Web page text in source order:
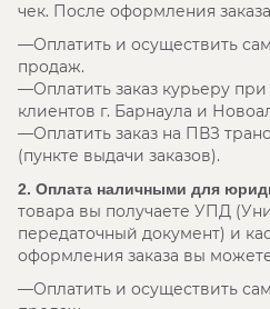
чек. После оформления
Оплатить и осуществить
продаж.
Оплатить заказ курьеру
клиентов г. Барнаула и
Оплатить заказ на ПВЗ
(пункте выдачи заказов).
2. Оплата наличными для
товара вы получаете УПД
передаточный документ) и
оформления заказа вы
Оплатить и осуществить